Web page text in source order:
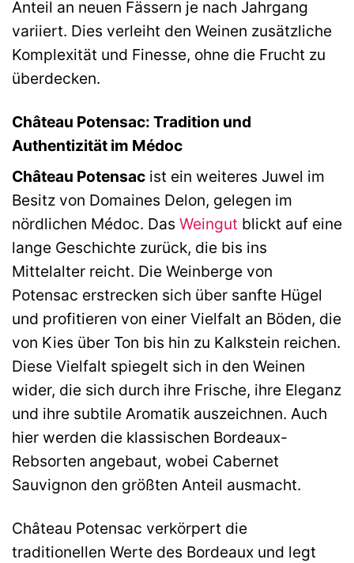
Anteil an neuen Fässern je nach Jahrgang
variiert. Dies verleiht den Weinen zusätzliche
Komplexität und Finesse, ohne die Frucht zu
überdecken.
Château Potensac: Tradition und
Authentizität im Médoc
Château Potensac ist ein weiteres Juwel im
Besitz von Domaines Delon, gelegen im
nördlichen Médoc. Das Weingut blickt auf eine
lange Geschichte zurück, die bis ins
Mittelalter reicht. Die Weinberge von
Potensac erstrecken sich über sanfte Hügel
und profitieren von einer Vielfalt an Böden, die
von Kies über Ton bis hin zu Kalkstein reichen.
Diese Vielfalt spiegelt sich in den Weinen
wider, die sich durch ihre Frische, ihre Eleganz
und ihre subtile Aromatik auszeichnen. Auch
hier werden die klassischen Bordeaux-
Rebsorten angebaut, wobei Cabernet
Sauvignon den größten Anteil ausmacht.
Château Potensac verkörpert die
traditionellen Werte des Bordeaux und legt